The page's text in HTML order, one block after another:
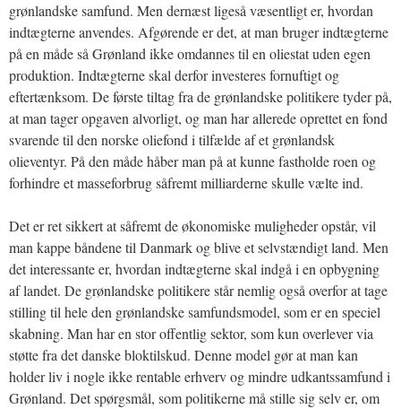
grønlandske samfund. Men dernæst ligeså væsentligt er, hvordan
indtægterne anvendes. Afgørende er det, at man bruger indtægterne
på en måde så Grønland ikke omdannes til en oliestat uden egen
produktion. Indtægterne skal derfor investeres fornuftigt og
eftertænksom. De første tiltag fra de grønlandske politikere tyder på,
at man tager opgaven alvorligt, og man har allerede oprettet en fond
svarende til den norske oliefond i tilfælde af et grønlandsk
olieventyr. På den måde håber man på at kunne fastholde roen og
forhindre et masseforbrug såfremt milliarderne skulle vælte ind.
Det er ret sikkert at såfremt de økonomiske muligheder opstår, vil
man kappe båndene til Danmark og blive et selvstændigt land. Men
det interessante er, hvordan indtægterne skal indgå i en opbygning
af landet. De grønlandske politikere står nemlig også overfor at tage
stilling til hele den grønlandske samfundsmodel, som er en speciel
skabning. Man har en stor offentlig sektor, som kun overlever via
støtte fra det danske bloktilskud. Denne model gør at man kan
holder liv i nogle ikke rentable erhverv og mindre udkantssamfund i
Grønland. Det spørgsmål, som politikerne må stille sig selv er, om